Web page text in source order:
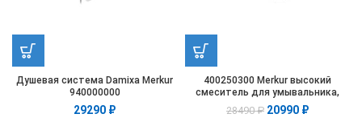
Душевая система Damixa Merkur
940000000
29290 ₽
400250300 Merkur высокий
смеситель для умывальника,
чёрный
28490₽ 20990 ₽